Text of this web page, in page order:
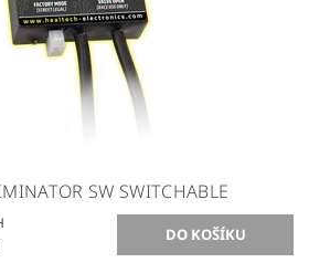
SW SWITCHABLE